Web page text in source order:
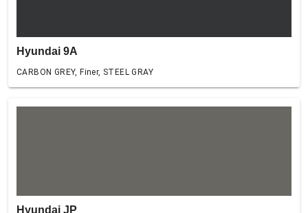
Hyundai 9A
CARBON GREY, Finer, STEEL GRAY
Hyundai JP